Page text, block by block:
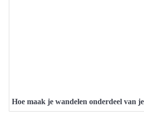
Hoe maak je wandelen onderdeel van